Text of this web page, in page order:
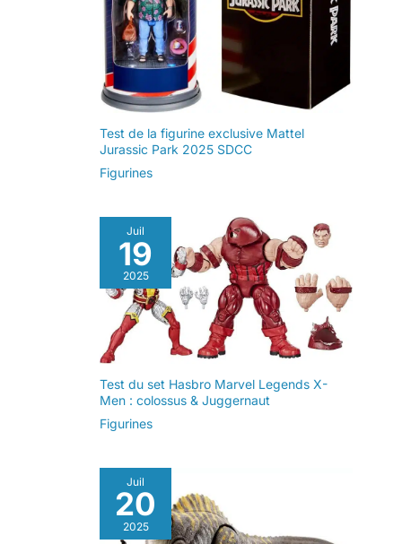
Test de la figurine exclusive Mattel
Jurassic Park 2025 SDCC
Figurines
Juil
19
2025
Test du set Hasbro Marvel Legends X-
Men : colossus & Juggernaut
Figurines
Juil
20
2025